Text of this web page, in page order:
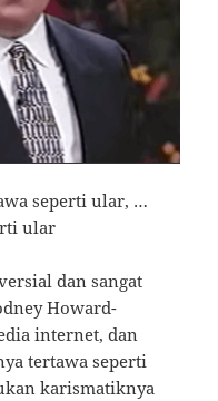
seperti ular, …
ular
dan sangat
Howard-
internet, dan
tertawa seperti
karismatiknya